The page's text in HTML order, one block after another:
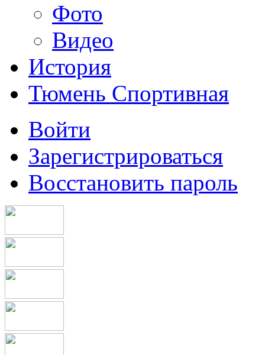
Фото
Видео
История
Тюмень Спортивная
Войти
Зарегистрироваться
Восстановить пароль